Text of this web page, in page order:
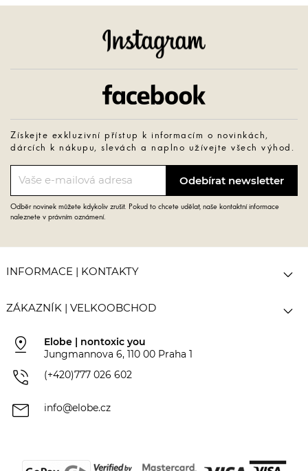
Získejte exkluzivní přístup k informacím o novinkách,
dárcích k nákupu, slevách a naplno užívejte všech výhod.
Odběr novinek můžete kdykoliv zrušit. Pokud to chcete udělat, naše kontaktní informace
naleznete v právním oznámení.
INFORMACE | KONTAKTY 
ZÁKAZNÍK | VELKOOBCHOD 
pin_drop
Elobe | nontoxic you
Jungmannova 6, 110 00 Praha 1
phone_in_talk (+420)777 026 602
mail info@elobe.cz